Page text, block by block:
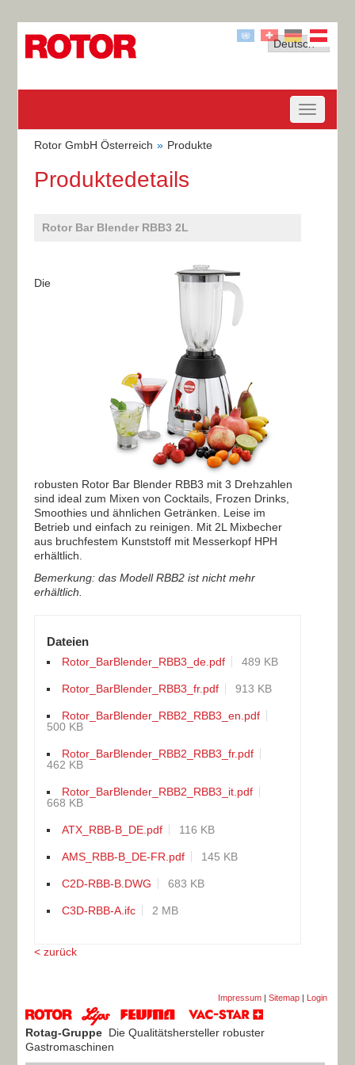
Rotor GmbH Österreich Produkte
Produktedetails
Rotor Bar Blender RBB3 2L
Die
robusten Rotor Bar Blender RBB3 mit 3 Drehzahlen
sind ideal zum Mixen von Cocktails, Frozen Drinks,
Smoothies und ähnlichen Getränken. Leise im
Betrieb und einfach zu reinigen. Mit 2L Mixbecher
aus bruchfestem Kunststoff mit Messerkopf HPH
erhältlich.
Bemerkung: das Modell RBB2 ist nicht mehr
erhältlich.
Dateien
Rotor_BarBlender_RBB3_de.pdf 489 KB
Rotor_BarBlender_RBB3_fr.pdf 913 KB
Rotor_BarBlender_RBB2_RBB3_en.pdf
500 KB
Rotor_BarBlender_RBB2_RBB3_fr.pdf
462 KB
Rotor_BarBlender_RBB2_RBB3_it.pdf
668 KB
ATX_RBB-B_DE.pdf 116 KB
AMS_RBB-B_DE-FR.pdf 145 KB
C2D-RBB-B.DWG 683 KB
C3D-RBB-A.ifc 2 MB
< zurück
Impressum| Sitemap| Login
Rotag-Gruppe Die Qualitätshersteller robuster
Gastromaschinen